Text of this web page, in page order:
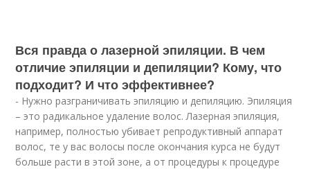
Вся правда о лазерной эпиляции. В чем
отличие эпиляции и депиляции? Кому, что
подходит? И что эффективнее?
- Нужно разграничивать эпиляцию и депиляцию. Эпиляция
– это радикальное удаление волос. Лазерная эпиляция,
например, полностью убивает репродуктивный аппарат
волос, те у вас волосы после окончания курса не будут
больше расти в этой зоне, а от процедуры к процедуре